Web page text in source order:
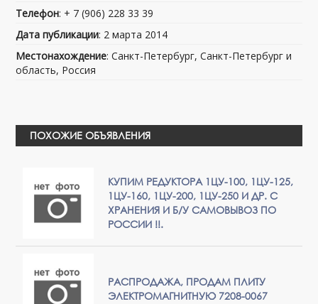
Телефон: + 7 (906) 228 33 39
Дата публикации: 2 марта 2014
Местонахождение: Санкт-Петербург, Санкт-Петербург и
область, Россия
ПОХОЖИЕ ОБЪЯВЛЕНИЯ
КУПИМ РЕДУКТОРА 1ЦУ-100, 1ЦУ-125,
1ЦУ-160, 1ЦУ-200, 1ЦУ-250 И ДР. С
ХРАНЕНИЯ И Б/У САМОВЫВОЗ ПО
РОССИИ !!.
РАСПРОДАЖА, ПРОДАМ ПЛИТУ
ЭЛЕКТРОМАГНИТНУЮ 7208-0067